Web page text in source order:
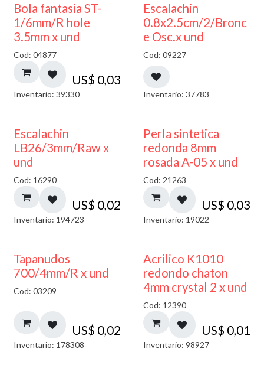
Bola fantasia ST-
1/6mm/R hole
3.5mm x und
Cod: 04877
US$ 0,03
Inventario: 39330
Escalachin
0.8x2.5cm/2/Bronc
e Osc.x und
Cod: 09227
Inventario: 37783
Escalachin
LB26/3mm/Raw x
und
Cod: 16290
US$ 0,02
Inventario: 194723
Perla sintetica
redonda 8mm
rosada A-05 x und
Cod: 21263
US$ 0,03
Inventario: 19022
Tapanudos
700/4mm/R x und
Cod: 03209
US$ 0,02
Inventario: 178308
50% DESCUENTO
Acrilico K1010
redondo chaton
4mm crystal 2 x und
Cod: 12390
US$ 0,01
Inventario: 98927